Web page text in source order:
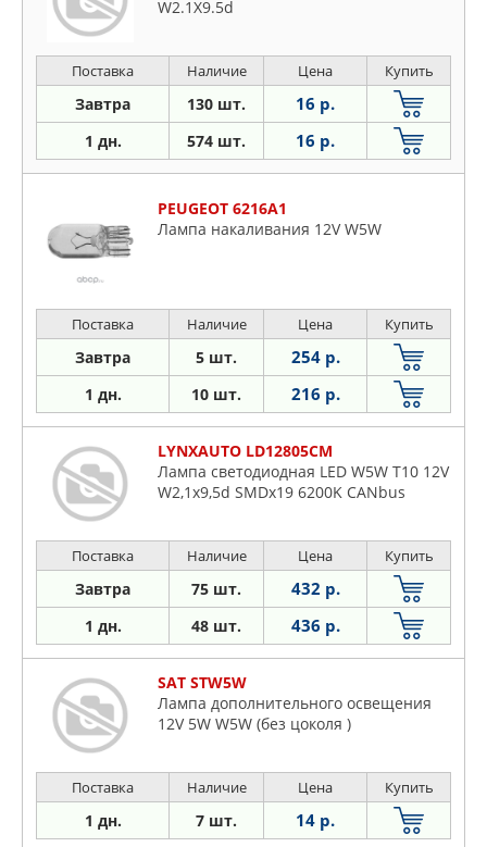
W2.1X9.5d
Поставка Наличие Цена Купить
Завтра 130 шт. 16 р.
1 дн. 574 шт. 16 р.
PEUGEOT 6216A1
Лампа накаливания 12V W5W
Поставка Наличие Цена Купить
Завтра 5 шт. 254 р.
1 дн. 10 шт. 216 р.
LYNXAUTO LD12805CM
Лампа светодиодная LED W5W T10 12V
W2,1x9,5d SMDx19 6200K CANbus
Поставка Наличие Цена Купить
Завтра 75 шт. 432 р.
1 дн. 48 шт. 436 р.
SAT STW5W
Лампа дополнительного освещения
12V 5W W5W (без цоколя )
Поставка Наличие Цена Купить
1 дн. 7 шт. 14 р.